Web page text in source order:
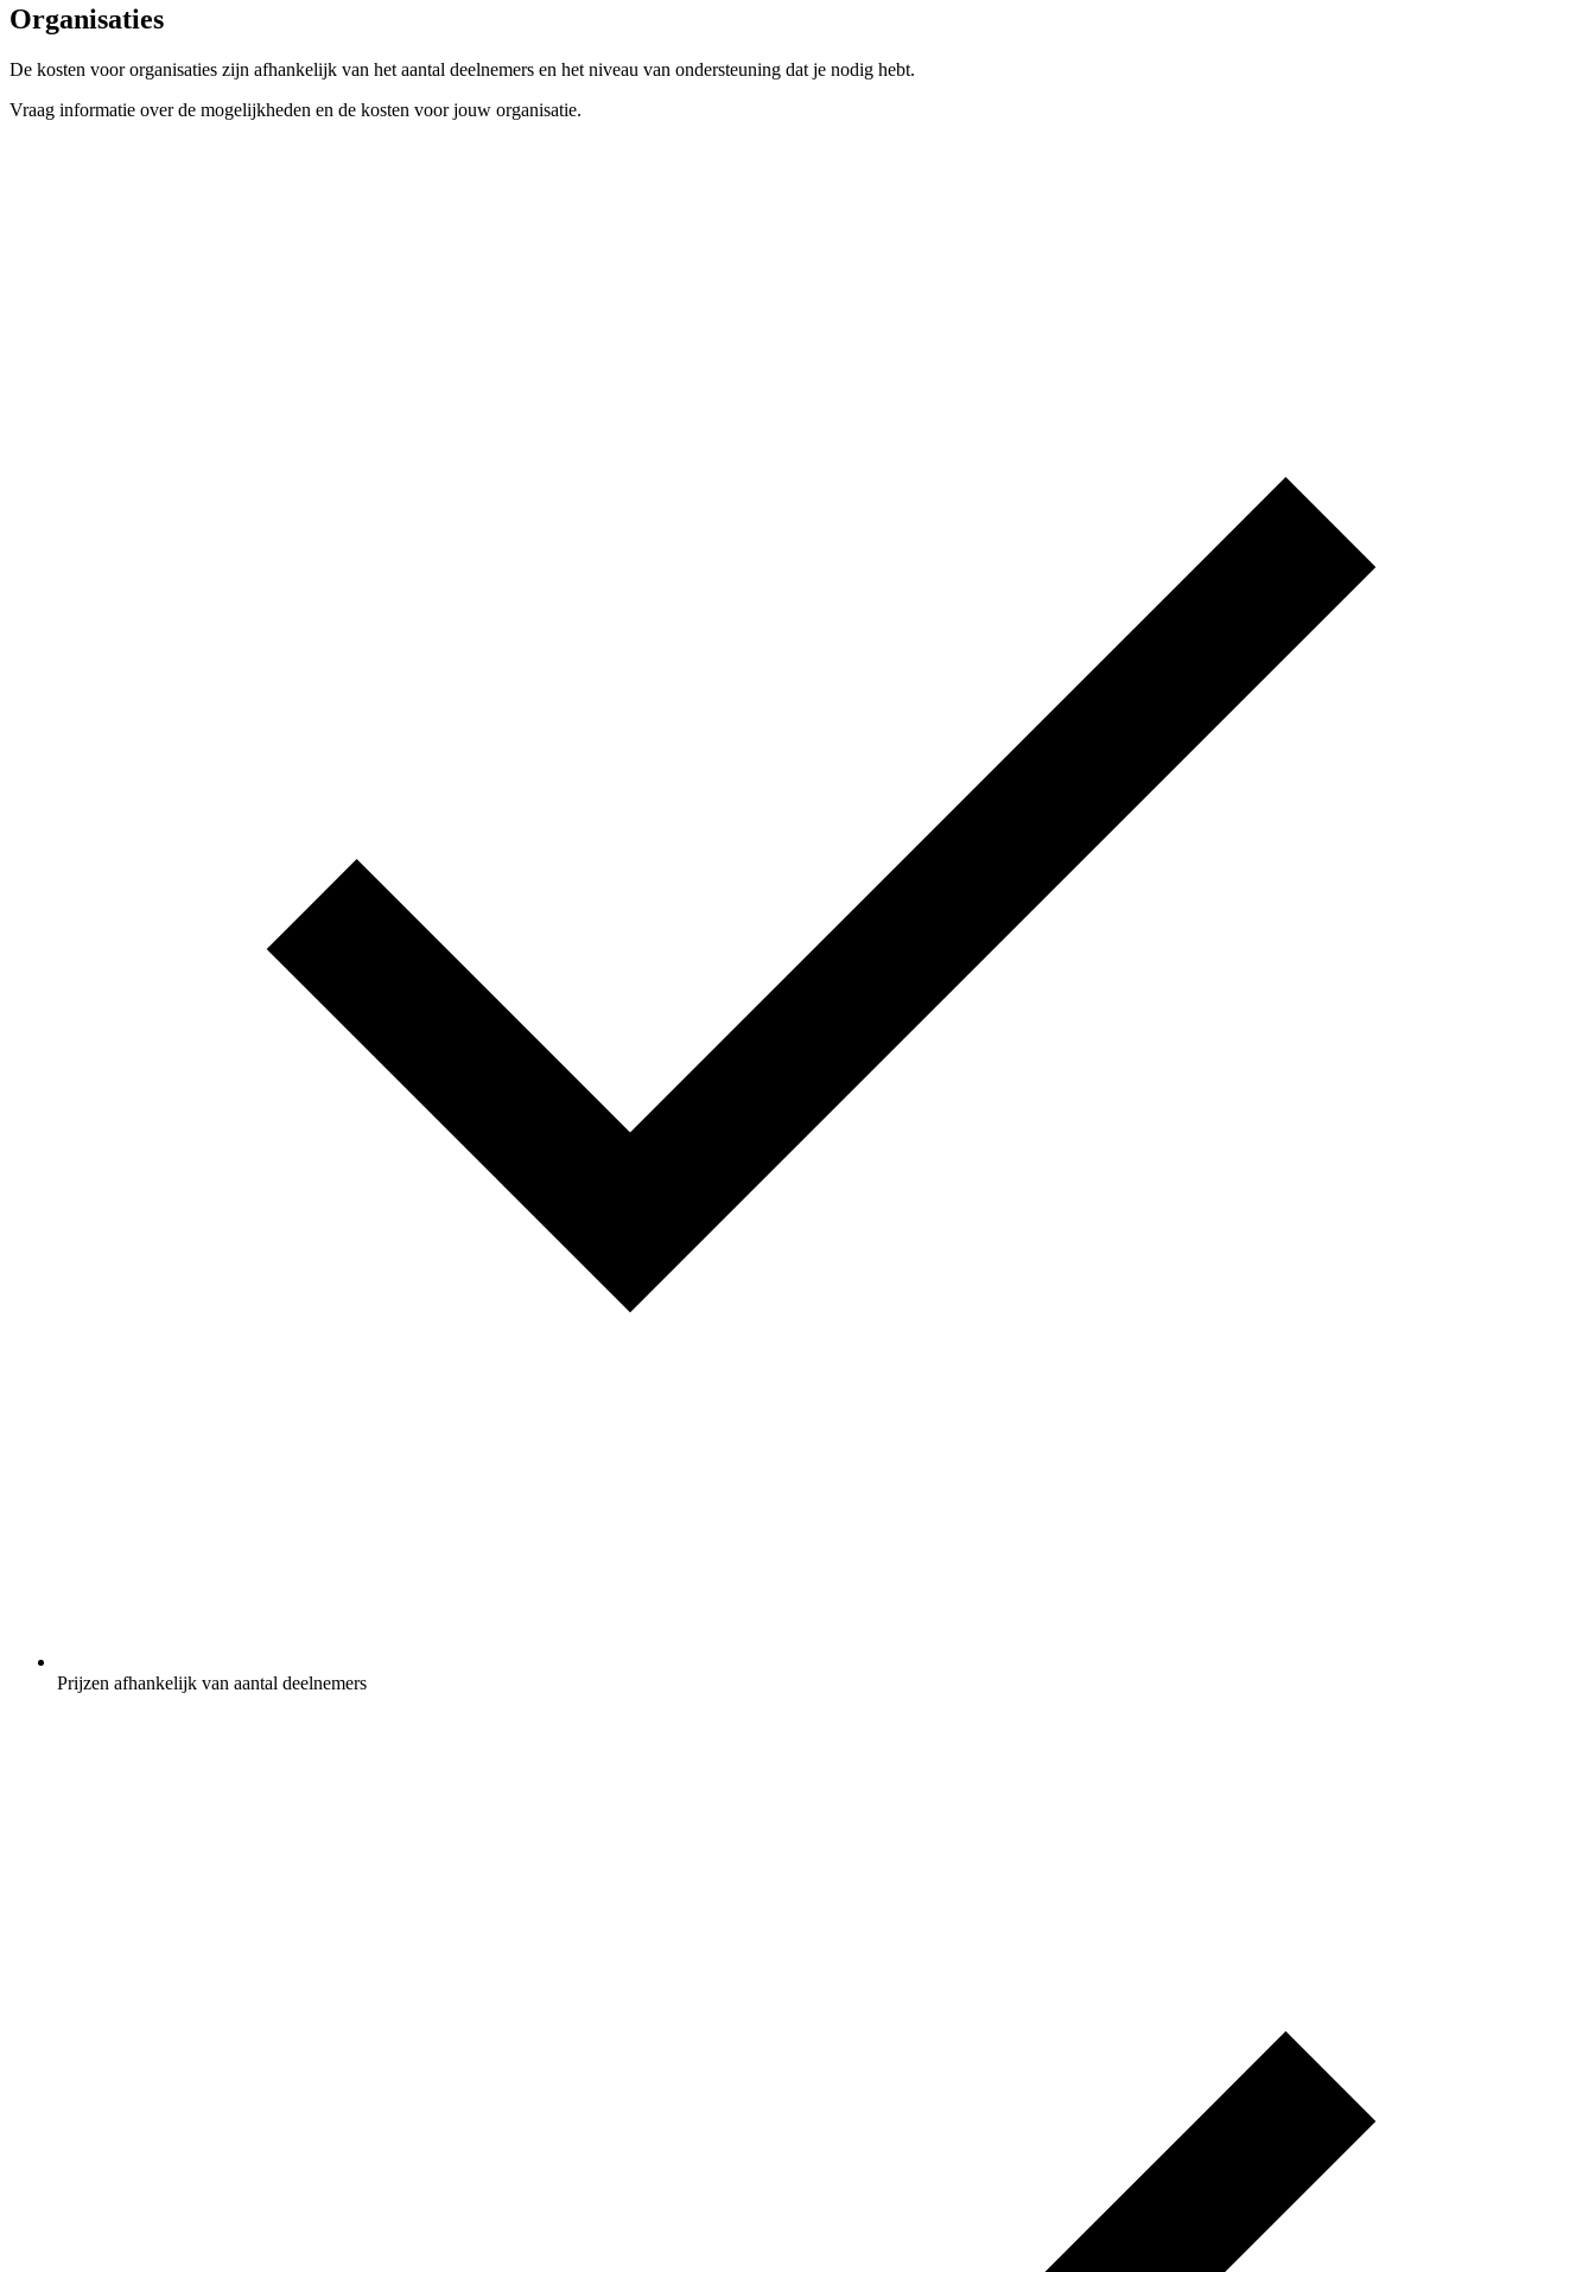
Organisaties
De kosten voor organisaties zijn afhankelijk van het aantal deelnemers en het niveau van ondersteuning dat je nodig hebt.
Vraag informatie over de mogelijkheden en de kosten voor jouw organisatie.
Prijzen afhankelijk van aantal deelnemers